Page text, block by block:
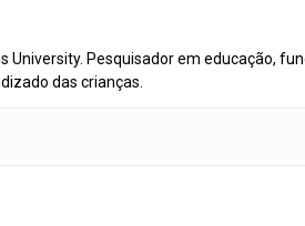
Pesquisador em educação,
das crianças.